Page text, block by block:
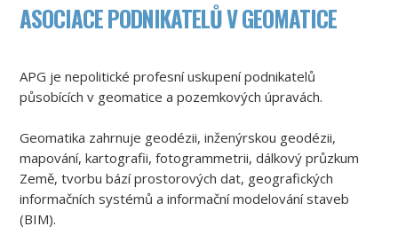
ASOCIACE PODNIKATELŮ V GEOMATICE
APG je nepolitické profesní uskupení podnikatelů
působících v geomatice a pozemkových úpravách.
Geomatika zahrnuje geodézii, inženýrskou geodézii,
mapování, kartografii, fotogrammetrii, dálkový průzkum
Země, tvorbu bází prostorových dat, geografických
informačních systémů a informační modelování staveb
(BIM).